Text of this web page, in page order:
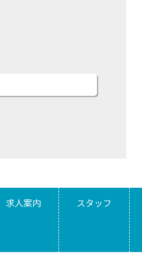
求人案内 スタッフ